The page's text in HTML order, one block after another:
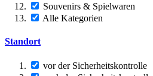
Souvenirs & Spielwaren
Alle Kategorien
Standort
vor der Sicherheitskontrolle